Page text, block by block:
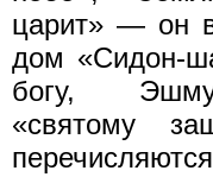
царит» — он
дом «Сидон-
богу,
«святому